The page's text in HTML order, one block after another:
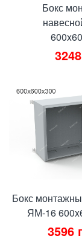
Бокс
3248
Бокс
ЯМ-16
3596